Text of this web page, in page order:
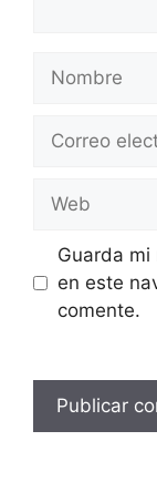
electrónico
Guarda
en este
comente.